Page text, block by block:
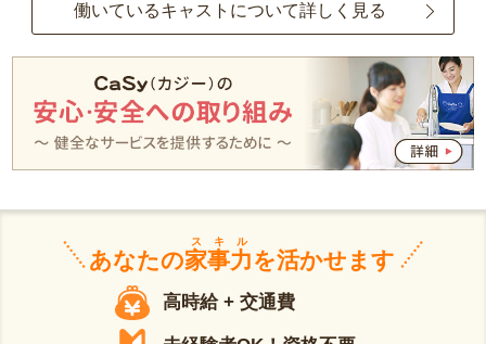
働いているキャストについて詳しく見る
あなたの家事力
スキル
を活かせます
高時給 + 交通費